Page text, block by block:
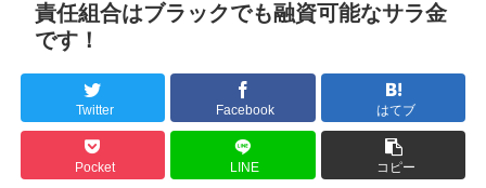
責任組合はブラックでも融資可能なサラ金
です！
Twitter Facebook はてブ
Pocket LINE コピー